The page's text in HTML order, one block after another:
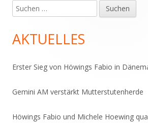
Haupt-
Seitenleiste
Suchen
nach:
AKTUELLES
Erster Sieg von Höwings Fabio in
Gemini AM verstärkt Mutterstutenherde
Höwings Fabio und Michele Hoewing